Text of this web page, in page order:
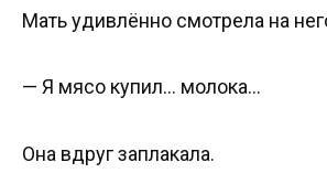
Мать удивлённо смотрела на
— Я мясо купил… молока…
Она вдруг заплакала.